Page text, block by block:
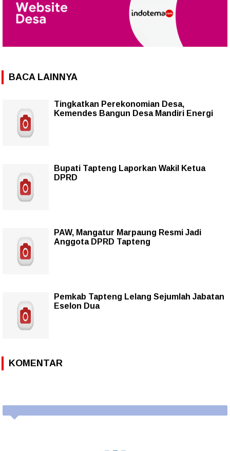
BACA LAINNYA
Tingkatkan Perekonomian Desa,
Kemendes Bangun Desa Mandiri Energi
Bupati Tapteng Laporkan Wakil Ketua
DPRD
PAW, Mangatur Marpaung Resmi Jadi
Anggota DPRD Tapteng
Pemkab Tapteng Lelang Sejumlah Jabatan
Eselon Dua
KOMENTAR